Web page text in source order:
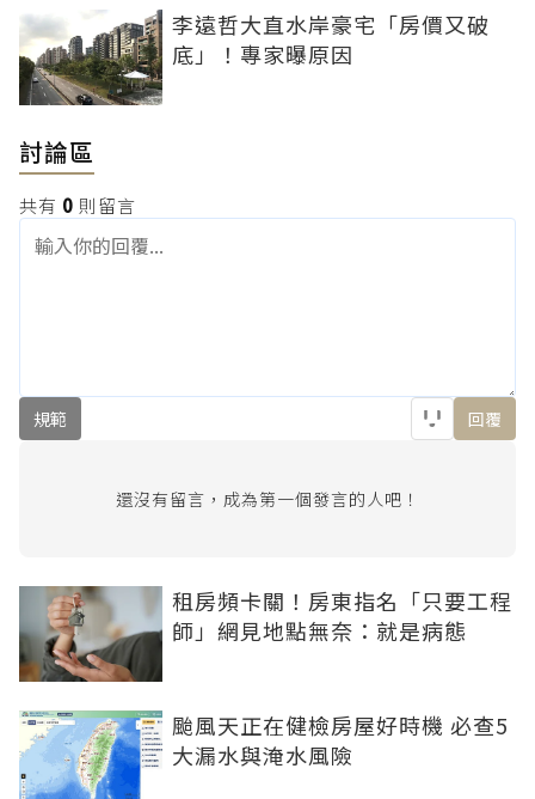
李遠哲大直水岸豪宅「房價又破
底」！專家曝原因
討論區
共有 0 則留言
規範 回覆
還沒有留言，成為第一個發言的人吧！
租房頻卡關！房東指名「只要工程
師」網見地點無奈：就是病態
颱風天正在健檢房屋好時機 必查5
大漏水與淹水風險